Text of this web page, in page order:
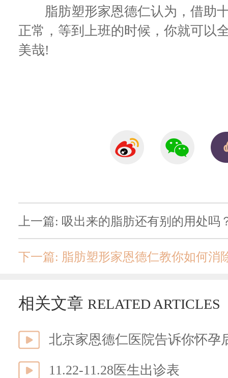
脂肪塑形家恩德仁认为，借助十
正常，等到上班的时候，你就可以
美哉!
下一篇: 脂肪塑形家恩德仁教你如何消
相关文章 RELATED ARTICLES
北京家恩德仁医院告诉你怀孕
11.22-11.28医生出诊表